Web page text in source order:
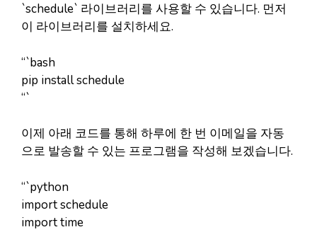
`schedule` 라이브러리를 사용할 수 있습니다. 먼저
이 라이브러리를 설치하세요.
“`bash
pip install schedule
“`
이제 아래 코드를 통해 하루에 한 번 이메일을 자동
으로 발송할 수 있는 프로그램을 작성해 보겠습니다.
“`python
import schedule
import time